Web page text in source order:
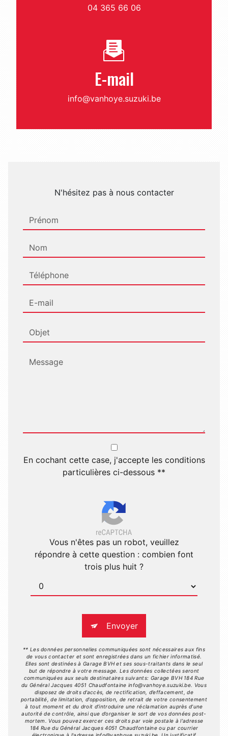
04 365 66 06
E-mail
info@vanhoye.suzuki.be
N'hésitez pas à nous contacter
En cochant cette case, j'accepte les conditions
particulières ci-dessous **
Vous n'êtes pas un robot, veuillez
répondre à cette question : combien font
trois plus huit ?
Envoyer
** Les données personnelles communiquées sont nécessaires aux fins
de vous contacter et sont enregistrées dans un fichier informatisé.
Elles sont destinées à Garage BVH et ses sous-traitants dans le seul
but de répondre à votre message. Les données collectées seront
communiquées aux seuls destinataires suivants: Garage BVH 184 Rue
du Général Jacques 4051 Chaudfontaine info@vanhoye.suzuki.be. Vous
disposez de droits d’accès, de rectification, d’effacement, de
portabilité, de limitation, d’opposition, de retrait de votre consentement
à tout moment et du droit d’introduire une réclamation auprès d’une
autorité de contrôle, ainsi que d’organiser le sort de vos données post-
mortem. Vous pouvez exercer ces droits par voie postale à l'adresse
184 Rue du Général Jacques 4051 Chaudfontaine ou par courrier